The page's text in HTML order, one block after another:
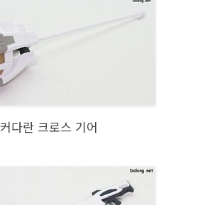
커다란 크로스 기어